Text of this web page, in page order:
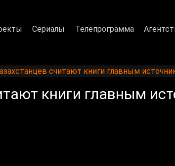
Сериалы Телепрограмма
считают книги главным
книги главным